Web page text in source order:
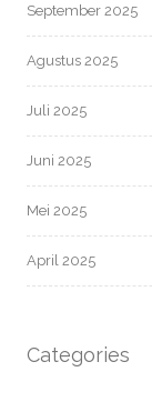
September 2025
Agustus 2025
Juli 2025
Juni 2025
Mei 2025
April 2025
Categories